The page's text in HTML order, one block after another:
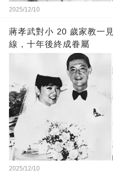
2025/12/10
蔣孝武對小 20 歲家教一
線，十年後終成眷屬
2025/12/10